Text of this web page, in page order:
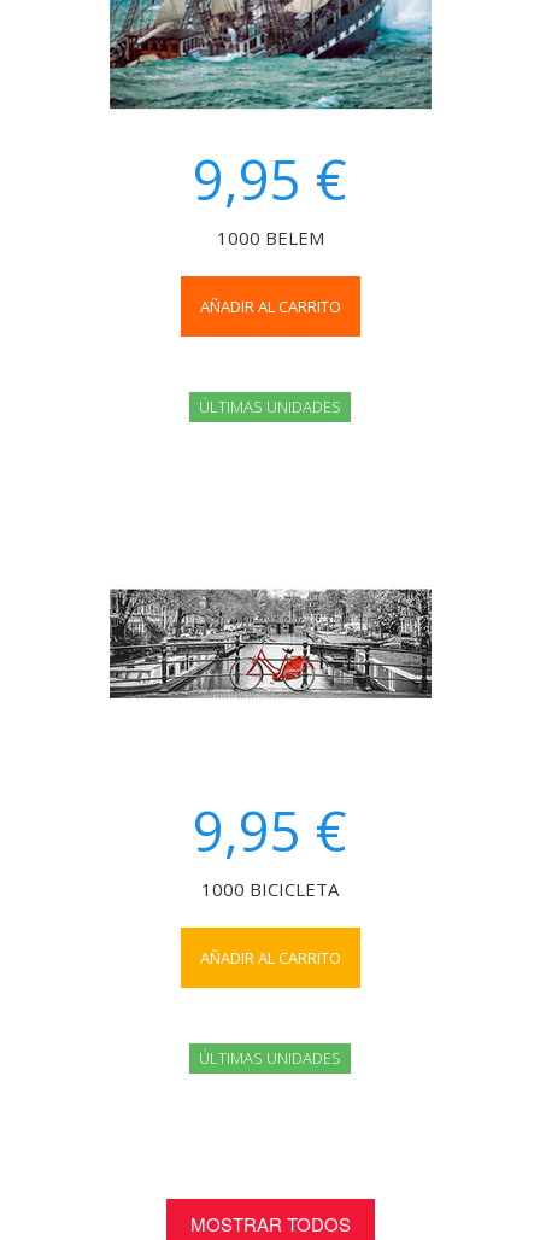
9,95 €
1000 BELEM
AÑADIR AL CARRITO
ÚLTIMAS UNIDADES
9,95 €
1000 BICICLETA
AÑADIR AL CARRITO
ÚLTIMAS UNIDADES
MOSTRAR TODOS